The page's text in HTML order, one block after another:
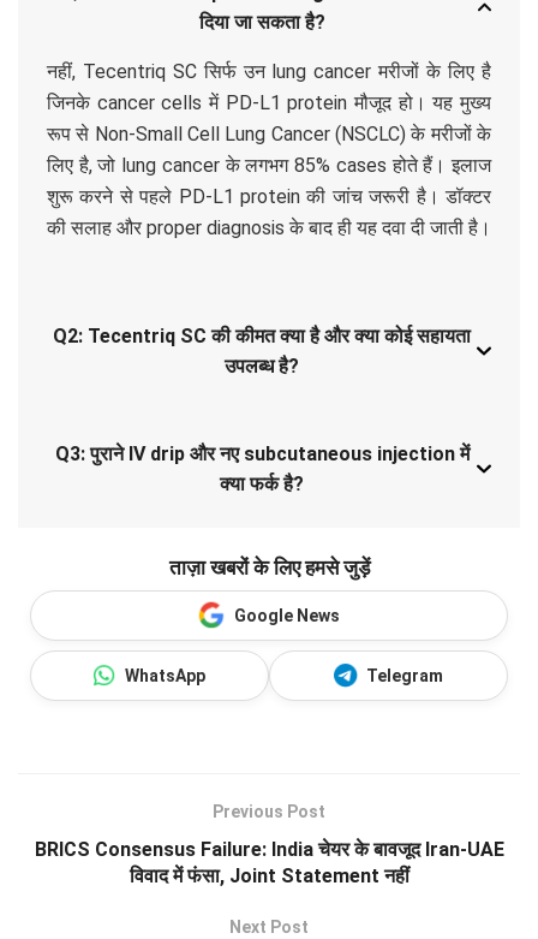
दिया जा सकता है?
नहीं, Tecentriq SC सिर्फ उन lung cancer मरीजों के लिए है
जिनके cancer cells में PD-L1 protein मौजूद हो। यह मुख्य
रूप से Non-Small Cell Lung Cancer (NSCLC) के मरीजों के
लिए है, जो lung cancer के लगभग 85% cases होते हैं। इलाज
शुरू करने से पहले PD-L1 protein की जांच जरूरी है। डॉक्टर
की सलाह और proper diagnosis के बाद ही यह दवा दी जाती है।
Q2: Tecentriq SC की कीमत क्या है और क्या कोई सहायता
उपलब्ध है?
Q3: पुराने IV drip और नए subcutaneous injection में
क्या फर्क है?
ताज़ा खबरों के लिए हमसे जुड़ें
Google News
WhatsApp Telegram
Previous Post
BRICS Consensus Failure: India चेयर के बावजूद Iran-UAE
विवाद में फंसा, Joint Statement नहीं
Next Post